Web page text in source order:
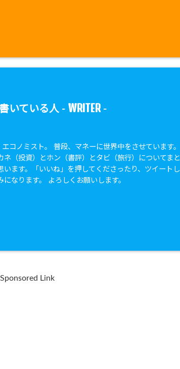
いている人 - WRITER-
コノミスト。 普段、マネーに世界中をさせています。
ネ（投資）とホン（書評）とタビ（旅行）についてまと
います。「いいね」を押してくださったり、ツイートし
になります。 よろしくお願いします。
Sponsored Link